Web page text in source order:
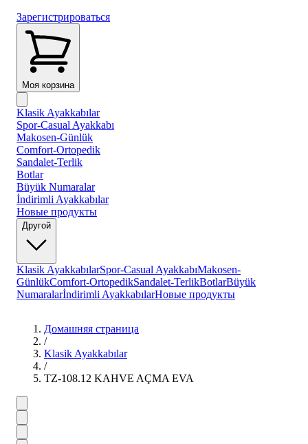
Зарегистрироваться
Моя корзина
Klasik Ayakkabılar
Spor-Casual Ayakkabı
Makosen-Günlük
Comfort-Ortopedik
Sandalet-Terlik
Botlar
Büyük Numaralar
İndirimli Ayakkabılar
Новые продукты
Другой
Klasik AyakkabılarSpor-Casual AyakkabıMakosen-
GünlükComfort-OrtopedikSandalet-TerlikBotlarBüyük
Numaralarİndirimli AyakkabılarНовые продукты
Домашняя страница
/
Klasik Ayakkabılar
/
TZ-108.12 KAHVE AÇMA EVA